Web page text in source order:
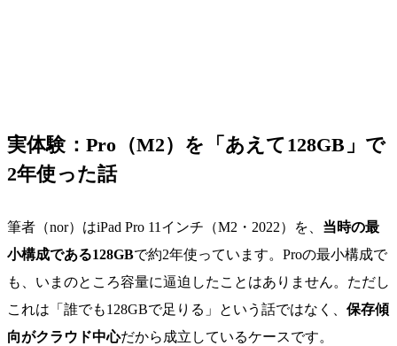
実体験：Pro（M2）を「あえて128GB」で
2年使った話
筆者（nor）はiPad Pro 11インチ（M2・2022）を、 当時の最
小構成である128GBで約2年使っています。Proの最小構成で
も、いまのところ容量に逼迫したことはありません。ただし
これは「誰でも128GBで足りる」という話ではなく、 保存傾
向がクラウド中心だから成立しているケースです。